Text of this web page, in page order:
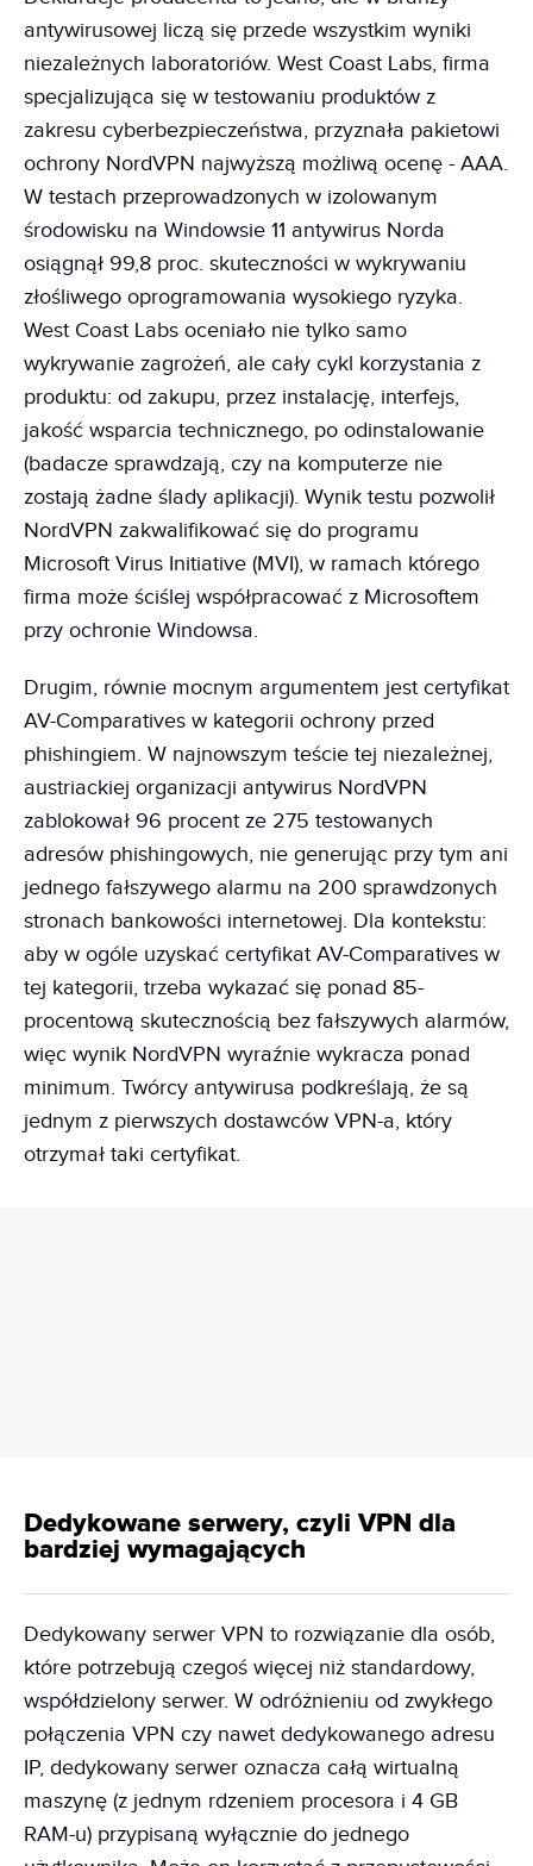
antywirusowej liczą się przede wszystkim wyniki
niezależnych laboratoriów. West Coast Labs, firma
specjalizująca się w testowaniu produktów z
zakresu cyberbezpieczeństwa, przyznała pakietowi
ochrony NordVPN najwyższą możliwą ocenę - AAA.
W testach przeprowadzonych w izolowanym
środowisku na Windowsie 11 antywirus Norda
osiągnął 99,8 proc. skuteczności w wykrywaniu
złośliwego oprogramowania wysokiego ryzyka.
West Coast Labs oceniało nie tylko samo
wykrywanie zagrożeń, ale cały cykl korzystania z
produktu: od zakupu, przez instalację, interfejs,
jakość wsparcia technicznego, po odinstalowanie
(badacze sprawdzają, czy na komputerze nie
zostają żadne ślady aplikacji). Wynik testu pozwolił
NordVPN zakwalifikować się do programu
Microsoft Virus Initiative (MVI), w ramach którego
firma może ściślej współpracować z Microsoftem
przy ochronie Windowsa.
Drugim, równie mocnym argumentem jest certyfikat
AV-Comparatives w kategorii ochrony przed
phishingiem. W najnowszym teście tej niezależnej,
austriackiej organizacji antywirus NordVPN
zablokował 96 procent ze 275 testowanych
adresów phishingowych, nie generując przy tym ani
jednego fałszywego alarmu na 200 sprawdzonych
stronach bankowości internetowej. Dla kontekstu:
aby w ogóle uzyskać certyfikat AV-Comparatives w
tej kategorii, trzeba wykazać się ponad 85-
procentową skutecznością bez fałszywych alarmów,
więc wynik NordVPN wyraźnie wykracza ponad
minimum. Twórcy antywirusa podkreślają, że są
jednym z pierwszych dostawców VPN-a, który
otrzymał taki certyfikat.
Dedykowane serwery, czyli VPN dla
bardziej wymagających
Dedykowany serwer VPN to rozwiązanie dla osób,
które potrzebują czegoś więcej niż standardowy,
współdzielony serwer. W odróżnieniu od zwykłego
połączenia VPN czy nawet dedykowanego adresu
IP, dedykowany serwer oznacza całą wirtualną
maszynę (z jednym rdzeniem procesora i 4 GB
RAM-u) przypisaną wyłącznie do jednego